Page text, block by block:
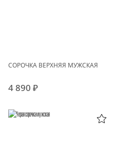
СОРОЧКА ВЕРХНЯЯ МУЖСКАЯ
4 890 ₽